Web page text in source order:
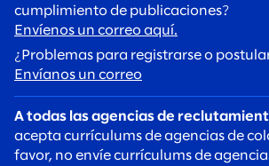
cumplimiento de publicaciones?
Envíenos un correo aquí.
¿Problemas para registrarse o
Envíanos un correo
A todas las agencias de
acepta currículums de agencias de
favor, no envíe currículums de